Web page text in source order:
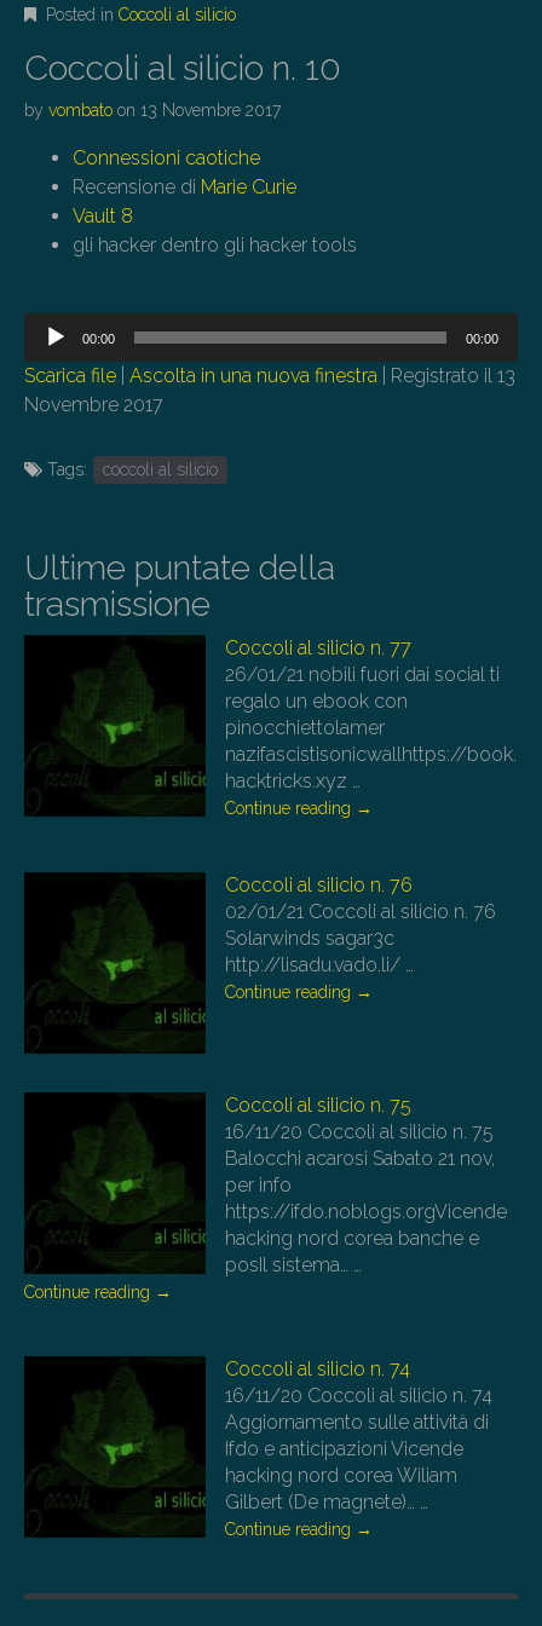
Posted in Coccoli al silicio
Coccoli al silicio n. 10
by vombato on 13 Novembre 2017
Connessioni caotiche
Recensione di Marie Curie
Vault 8
gli hacker dentro gli hacker tools
Audio
00:00 00:00
Scarica file Ascolta in una nuova finestra
Registrato il 13
Novembre 2017
Tags: coccoli al silicio
Ultime puntate della
trasmissione
Coccoli al silicio n. 77
26/01/21 nobili fuori dai social ti
regalo un ebook con
pinocchiettolamer
nazifascistisonicwallhttps://book.
hacktricks.xyz …
Continue reading →
Coccoli al silicio n. 76
02/01/21 Coccoli al silicio n. 76
Solarwinds sagar3c
http://lisadu.vado.li/ …
Continue reading →
Coccoli al silicio n. 75
16/11/20 Coccoli al silicio n. 75
Balocchi acarosi Sabato 21 nov,
per info
https://ifdo.noblogs.orgVicende
hacking nord corea banche e
posIl sistema… …
Continue reading →
Coccoli al silicio n. 74
16/11/20 Coccoli al silicio n. 74
Aggiornamento sulle attività di
Ifdo e anticipazioni Vicende
hacking nord corea Wiliam
Gilbert (De magnete)… …
Continue reading →